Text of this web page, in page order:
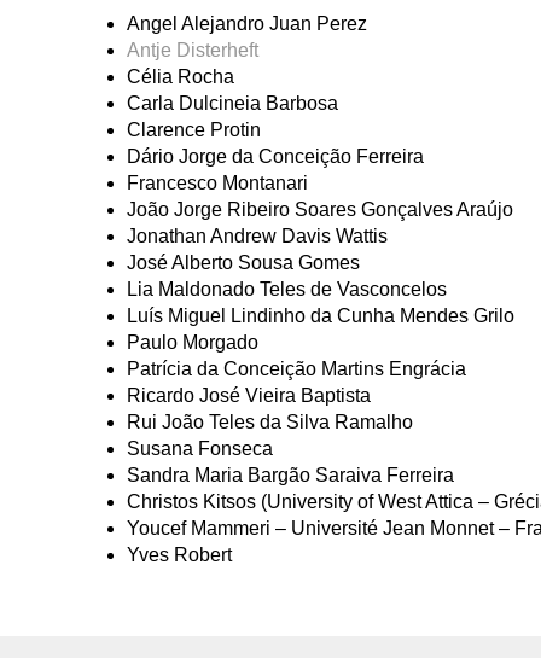
Angel Alejandro Juan Perez
Antje Disterheft
Célia Rocha
Carla Dulcineia Barbosa
Clarence Protin
Dário Jorge da Conceição Ferreira
Francesco Montanari
João Jorge Ribeiro Soares Gonçalves Araújo
Jonathan Andrew Davis Wattis
José Alberto Sousa Gomes
Lia Maldonado Teles de Vasconcelos
Luís Miguel Lindinho da Cunha Mendes Grilo
Paulo Morgado
Patrícia da Conceição Martins Engrácia
Ricardo José Vieira Baptista
Rui João Teles da Silva Ramalho
Susana Fonseca
Sandra Maria Bargão Saraiva Ferreira
Christos Kitsos (University of West Attica –
Youcef Mammeri – Université Jean Monnet –
Yves Robert